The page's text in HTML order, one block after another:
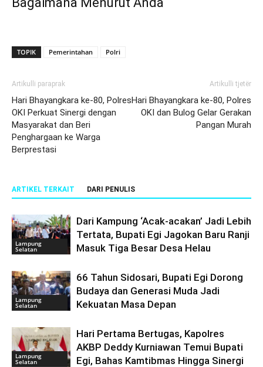
TOPIK Pemerintahan Polri
Artikulli paraprak
Hari Bhayangkara ke-80, Polres
OKI Perkuat Sinergi dengan
Masyarakat dan Beri
Penghargaan ke Warga
Berprestasi
Artikulli tjetër
Hari Bhayangkara ke-80, Polres
OKI dan Bulog Gelar Gerakan
Pangan Murah
ARTIKEL TERKAIT DARI PENULIS
Lampung
Selatan
Dari Kampung ‘Acak-acakan’ Jadi Lebih
Tertata, Bupati Egi Jagokan Baru Ranji
Masuk Tiga Besar Desa Helau
Lampung
Selatan
66 Tahun Sidosari, Bupati Egi Dorong
Budaya dan Generasi Muda Jadi
Kekuatan Masa Depan
Lampung
Selatan
Hari Pertama Bertugas, Kapolres
AKBP Deddy Kurniawan Temui Bupati
Egi, Bahas Kamtibmas Hingga Sinergi